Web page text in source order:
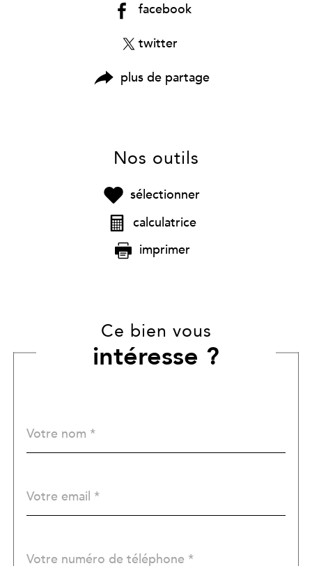
facebook
twitter
plus de partage
Nos outils
sélectionner
calculatrice
imprimer
Ce bien vous
intéresse ?
Fieldset
par
*
*
*